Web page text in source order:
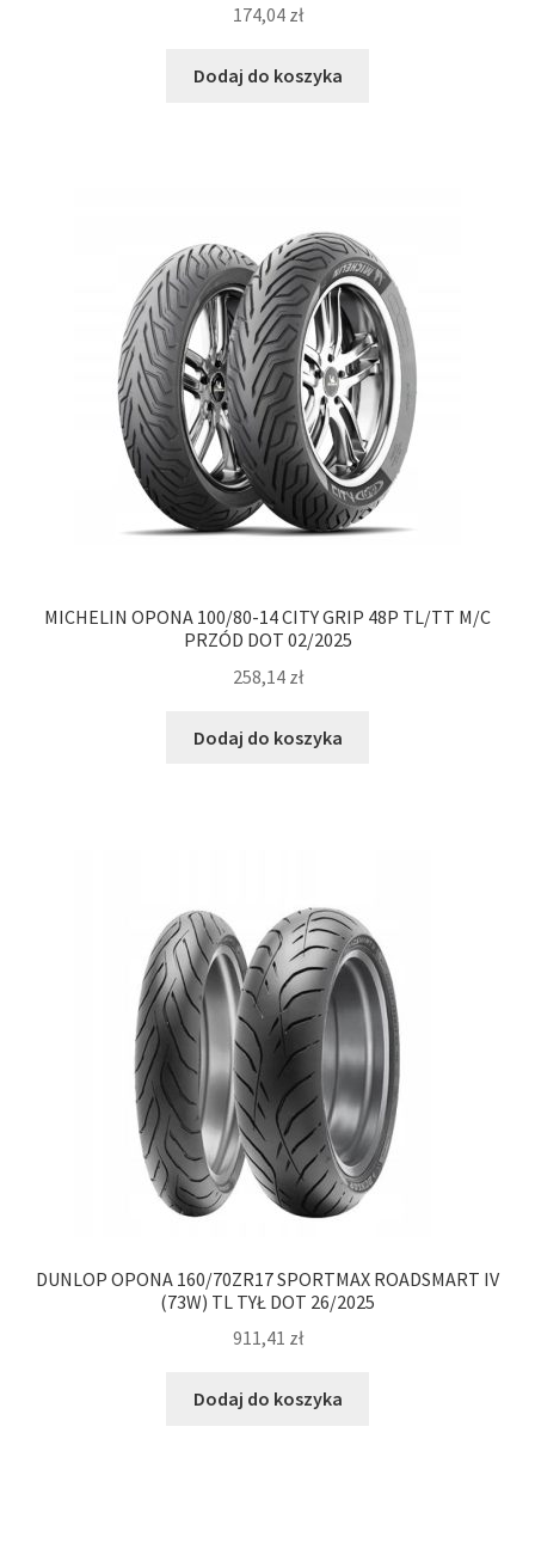
174,04 zł
Dodaj do koszyka
MICHELIN OPONA 100/80-14 CITY GRIP 48P TL/TT M/C
PRZÓD DOT 02/2025
258,14 zł
Dodaj do koszyka
DUNLOP OPONA 160/70ZR17 SPORTMAX ROADSMART IV
(73W) TL TYŁ DOT 26/2025
911,41 zł
Dodaj do koszyka